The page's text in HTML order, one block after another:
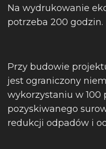
Na wydrukowanie
potrzeba 200 godzin.
Przy budowie
jest ograniczony
wykorzystaniu w 100
pozyskiwanego
redukcji odpadów i